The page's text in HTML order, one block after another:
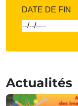
DATE DE FIN
Actualités